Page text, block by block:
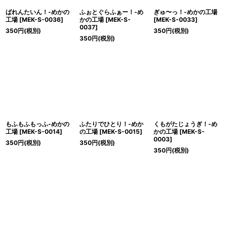
ばれんたいん！-めかの
工場 [MEK-S-0036]
350円(税別)
ふぉとぐらふぁー！-め
かの工場 [MEK-S-
0037]
350円(税別)
ぎゅ〜っ！-めかの工場
[MEK-S-0033]
350円(税別)
もふもふもっふ-めかの
工場 [MEK-S-0014]
350円(税別)
ふたりでひとり！-めか
の工場 [MEK-S-0015]
350円(税別)
くもがたじょうぎ！-め
かの工場 [MEK-S-
0003]
350円(税別)